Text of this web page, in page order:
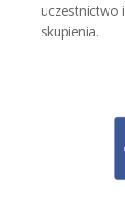
uczestnictwo
skupienia.